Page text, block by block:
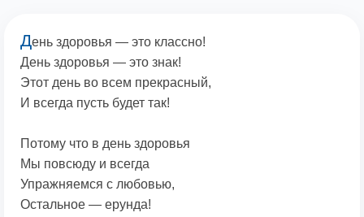
День здоровья — это классно!
День здоровья — это знак!
Этот день во всем прекрасный,
И всегда пусть будет так!
Потому что в день здоровья
Мы повсюду и всегда
Упражняемся с любовью,
Остальное — ерунда!